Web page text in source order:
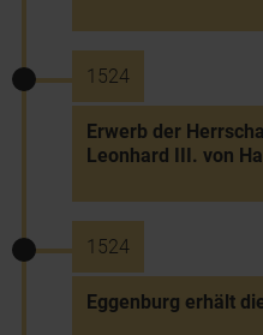
1524
Erwerb der
Leonhard III. von
1524
Eggenburg erhält